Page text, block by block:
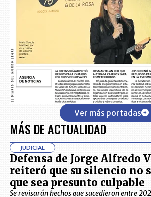
Ver más portadas
MÁS DE ACTUALIDAD
JUDICIAL
Defensa de Jorge Alfredo
reiteró que su silencio no
que sea presunto culpable
Se revisarán hechos que sucedieron entre